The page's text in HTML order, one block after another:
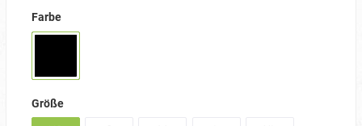
Farbe
Größe